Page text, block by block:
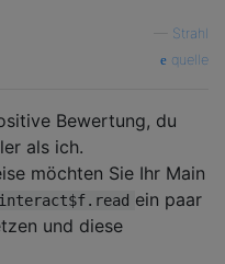
Strahl
quelle
Bewertung, du
als ich.
möchten Sie Ihr Main
ein paar
und diese